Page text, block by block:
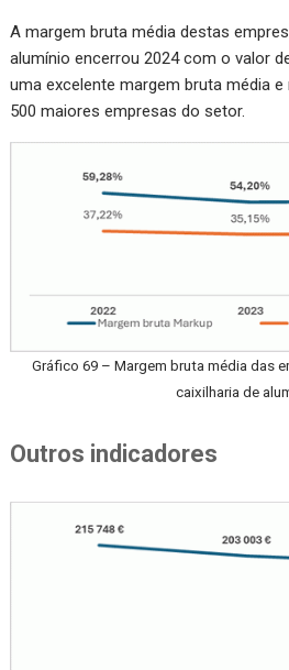
A margem bruta média destas
alumínio encerrou 2024 com o valor
uma excelente margem bruta média
500 maiores empresas do setor.
Gráfico 69 – Margem bruta média das
caixilharia de
Outros indicadores